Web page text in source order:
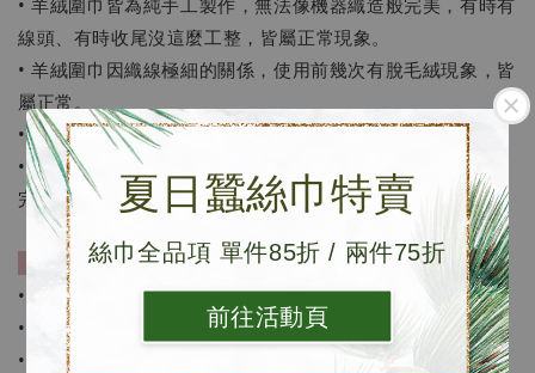
夏日蠶絲巾特賣
絲巾全品項 單件85折 / 兩件75折
前往活動頁
• 羊絨圍巾皆為純手工製作，無法像機器織造般完美，有時有
線頭、有時收尾沒這麼工整，皆屬正常現象。
• 羊絨圍巾因織線極細的關係，使用前幾次有脫毛絨現象，皆
屬正常。
• 每條圍巾皆為個別手工染色，每條顏色皆有些微色差。
• 網路鑑賞期7天，但並非試用期，退換貨請保持包裝及產品
完整。
［保存方法］
• 建議乾洗，羊絨為動物纖維，不易吸附氣味。
• 避免不必要的外來物摩擦。
• 使用前期，應避免搭配深色上衣，以避免羊絨沾黏。